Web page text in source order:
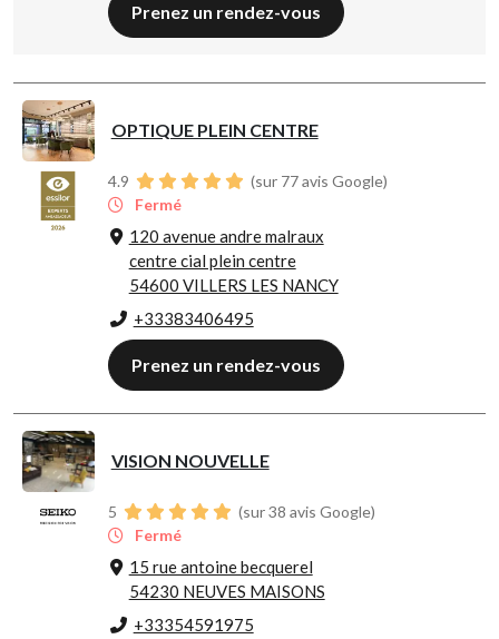
Prenez un rendez-vous
OPTIQUE PLEIN CENTRE
4.9
(sur 77 avis Google)
Fermé
120 avenue andre malraux
centre cial plein centre
54600 VILLERS LES NANCY
+33383406495
Prenez un rendez-vous
VISION NOUVELLE
5
(sur 38 avis Google)
Fermé
15 rue antoine becquerel
54230 NEUVES MAISONS
+33354591975